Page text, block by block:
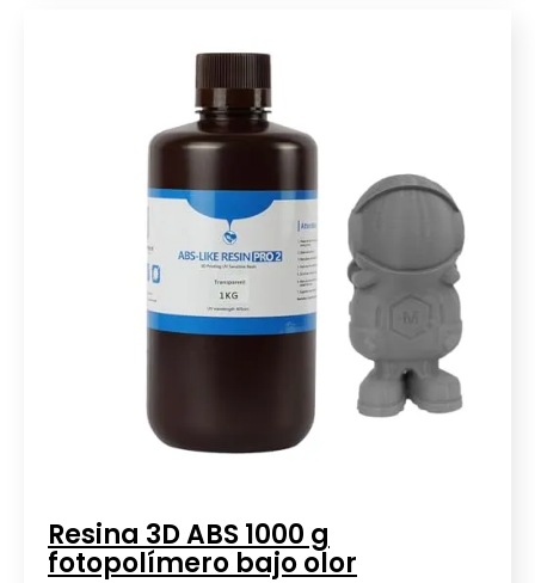
Resina 3D ABS 1000 g
fotopolímero bajo olor